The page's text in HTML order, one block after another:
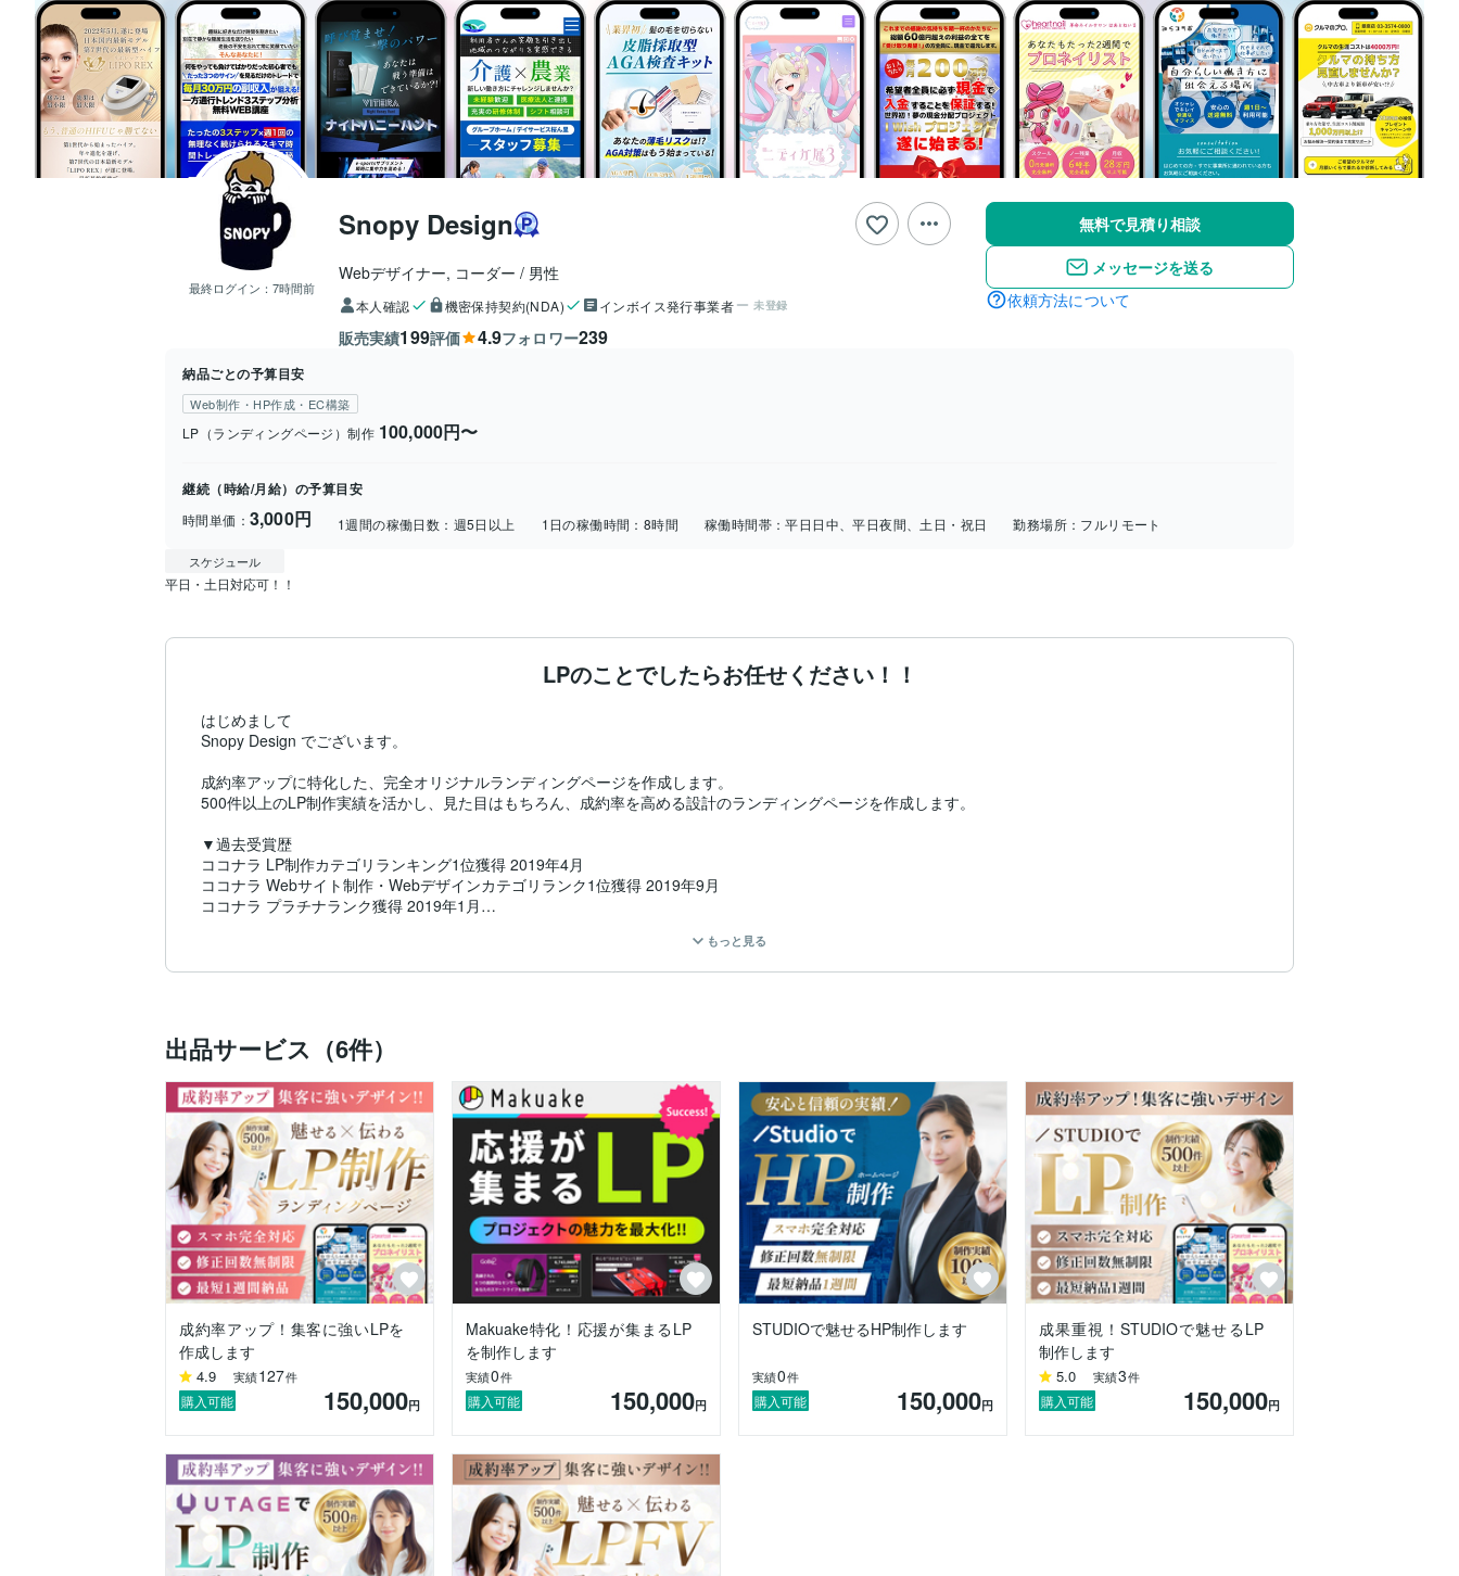
最終ログイン： 7時間前
Snopy Design
Webデザイナー, コーダー 男性
本人確認 機密保持契約(NDA) インボイス発行事業者 未登録
販売実績199評価 4.9フォロワー239
無料で見積り相談
メッセージを送る
依頼方法について
納品ごとの予算目安
Web制作・HP作成・EC構築
LP（ランディングページ）制作 100,000円〜
継続（時給/月給）の予算目安
時間単価： 3,000円 1週間の稼働日数： 週5日以上 1日の稼働時間： 8時間 稼働時間帯：平日日中、平日夜間、土日・祝日 勤務場所： フルリモート
スケジュール
平日・土日対応可！！
LPのことでしたらお任せください！！
はじめまして
Snopy Design でございます。
成約率アップに特化した、完全オリジナルランディングページを作成します。
500件以上のLP制作実績を活かし、見た目はもちろん、成約率を高める設計のランディングページを作成します。
▼過去受賞歴
ココナラ LP制作カテゴリランキング1位獲得 2019年4月
ココナラ Webサイト制作・Webデザインカテゴリランク1位獲得 2019年9月
ココナラ プラチナランク獲得 2019年1月
https://coconala.com/users/355039/portfolios
連絡は基本いつでも可能です。
案件を多数かかえている時などお時間をいただくことも
ございますがご了承いただければと思います。
▼自己紹介
企業でwebデザイン-コーディングの業務を担当しておりました。
2016年からフリーランスでweb全般のお仕事承っております！
ランディングページ（LP）制作、ホームページ制作、ページデザイン、コーディングまでをさせていただいております。
日々、進化し続けるWEBの世界に常に追いつくため日々進化し続けております。
構成提案からデザイン、コーディング、レスポンシブ対応まで、ランディングページ制作に関する業務を一貫してお受けさせていただいております。
ご興味持っていただけましたら、お気軽にお声がけください。
LPの事であれば些細なことでも対応しておりますので
どうぞよろしくお願い致します。
もっと見る
出品サービス（6件）
成約率アップ！集客に強いLPを
作成します
4.9 実績127件
購入可能 150,000円
Makuake特化！応援が集まるLP
を制作します
実績0件
購入可能 150,000円
STUDIOで魅せるHP制作します
実績0件
購入可能 150,000円
成果重視！STUDIOで魅せるLP
制作します
5.0 実績3件
購入可能 150,000円